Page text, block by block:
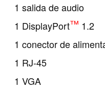
1 salida de audio
1 DisplayPort™ 1.2
1 conector de
1 RJ-45
1 VGA